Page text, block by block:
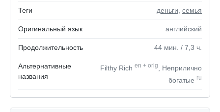
Теги деньги семья
Оригинальный язык английский
Продолжительность 44 мин. / 7,3 ч.
Альтернативные
названия
Filthy Rich en + orig
, Неприлично
богатые ru